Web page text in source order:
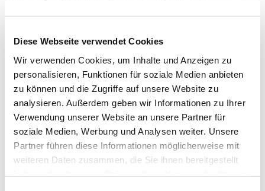
Diese Webseite verwendet Cookies
Wir verwenden Cookies, um Inhalte und Anzeigen zu
personalisieren, Funktionen für soziale Medien anbieten
zu können und die Zugriffe auf unsere Website zu
analysieren. Außerdem geben wir Informationen zu Ihrer
Verwendung unserer Website an unsere Partner für
soziale Medien, Werbung und Analysen weiter. Unsere
Partner führen diese Informationen möglicherweise mit
weiteren Daten zusammen, die Sie ihnen bereitgestellt
znovu ve výrobním procesu a dokonce i brom z původního
mohla postupně rozšiřovat i do dalších zemí.
Se svýmidotazy při výběru tepelné izolacea při hledání
nejvhodnějšího řešení se můžete obracet přímo na
našeobchodní zástupce v jednotlivých regionech.
Případné specifické technické otázky Vám rádi zodpoví naši
odborníci zoddělení technického poradenství.